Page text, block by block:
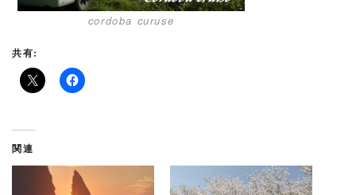
cordoba curuse
共有:
関連